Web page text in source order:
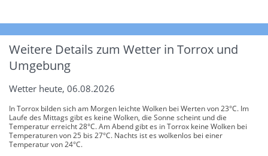
Weitere Details zum Wetter in Torrox und
Umgebung
Wetter heute, 06.08.2026
In Torrox bilden sich am Morgen leichte Wolken bei Werten von 23°C. Im
Laufe des Mittags gibt es keine Wolken, die Sonne scheint und die
Temperatur erreicht 28°C. Am Abend gibt es in Torrox keine Wolken bei
Temperaturen von 25 bis 27°C. Nachts ist es wolkenlos bei einer
Temperatur von 24°C.